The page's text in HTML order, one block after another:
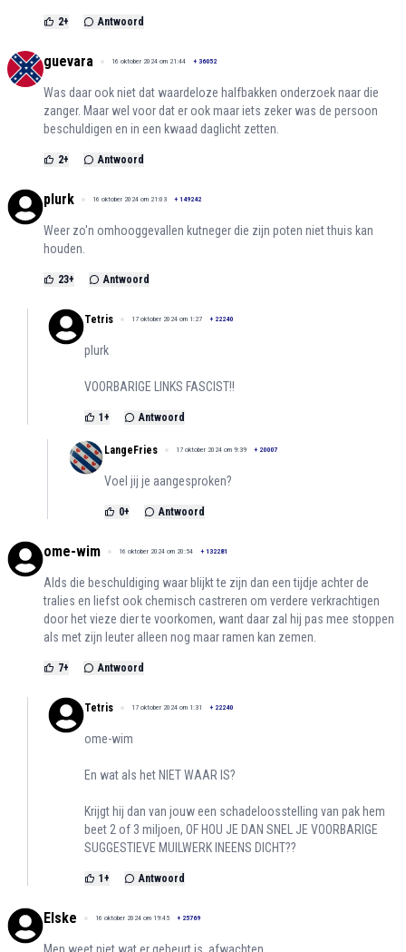
2+ Antwoord
guevara 16 oktober 2024 om 21:44 + 36052
Was daar ook niet dat waardeloze halfbakken onderzoek naar die
zanger. Maar wel voor dat er ook maar iets zeker was de persoon
beschuldigen en in een kwaad daglicht zetten.
2+ Antwoord
plurk 16 oktober 2024 om 21:03 + 149242
Weer zo'n omhooggevallen kutneger die zijn poten niet thuis kan
houden.
23+ Antwoord
Tetris 17 oktober 2024 om 1:27 + 22240
plurk
VOORBARIGE LINKS FASCIST!!
1 + Antwoord
LangeFries 17 oktober 2024 om 9:39 + 20007
Voel jij je aangesproken?
0+ Antwoord
ome-wim 16 oktober 2024 om 20:54 + 132281
Alds die beschuldiging waar blijkt te zijn dan een tijdje achter de
tralies en liefst ook chemisch castreren om verdere verkrachtigen
door het vieze dier te voorkomen, want daar zal hij pas mee stoppen
als met zijn leuter alleen nog maar ramen kan zemen.
7+ Antwoord
Tetris 17 oktober 2024 om 1:31 + 22240
ome-wim
En wat als het NIET WAAR IS?
Krijgt hij dan van jouw een schadeloosstelling van pak hem
beet 2 of 3 miljoen, OF HOU JE DAN SNEL JE VOORBARIGE
SUGGESTIEVE MUILWERK INEENS DICHT??
1 + Antwoord
Elske 16 oktober 2024 om 19:45 + 25769